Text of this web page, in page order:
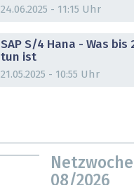
24.06.2025 - 11:15 Uhr
SAP S/4 Hana - Was bis
tun ist
21.05.2025 - 10:55 Uhr
08/2026